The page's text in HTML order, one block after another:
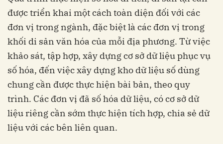
được triển khai một cách toàn diện đối với các
đơn vị trong ngành, đặc biệt là các đơn vị trong
khối di sản văn hóa của mỗi địa phương. Từ việc
khảo sát, tập hợp, xây dựng cơ sở dữ liệu phục vụ
số hóa, đến việc xây dựng kho dữ liệu số dùng
chung cần được thực hiện bài bản, theo quy
trình. Các đơn vị đã số hóa dữ liệu, có cơ sở dữ
liệu riêng cần sớm thực hiện tích hợp, chia sẻ dữ
liệu với các bên liên quan.